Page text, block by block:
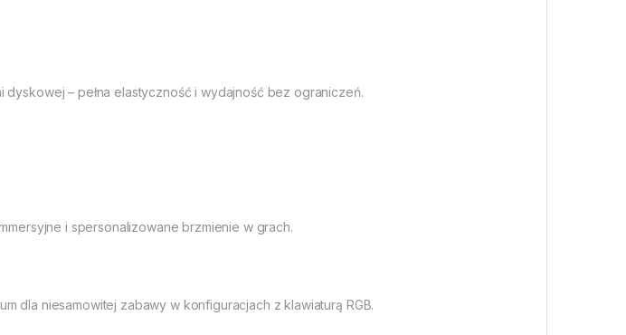
– pełna elastyczność i wydajność bez ograniczeń.
i spersonalizowane brzmienie w grach.
dla niesamowitej zabawy w konfiguracjach z klawiaturą RGB.